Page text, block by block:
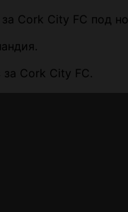
Cork City FC под
за Cork City FC.